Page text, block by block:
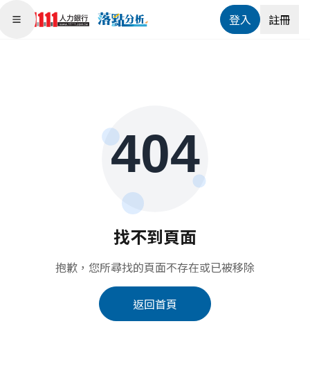
Open main menu 登入 註冊
找不到頁面
抱歉，您所尋找的頁面不存在或已被移除
返回首頁